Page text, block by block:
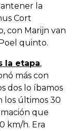
la
Cort
con Marijn van
quinto.
la etapa,
más con
dos lo íbamos
los últimos 30
que
km/h. Era